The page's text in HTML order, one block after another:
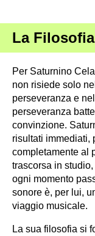
La
Per Saturnino
non risiede solo
perseveranza e
perseveranza
convinzione.
risultati immediati,
completamente al
trascorsa in
ogni momento
sonore è, per lui,
viaggio musicale.
La sua filosofia si